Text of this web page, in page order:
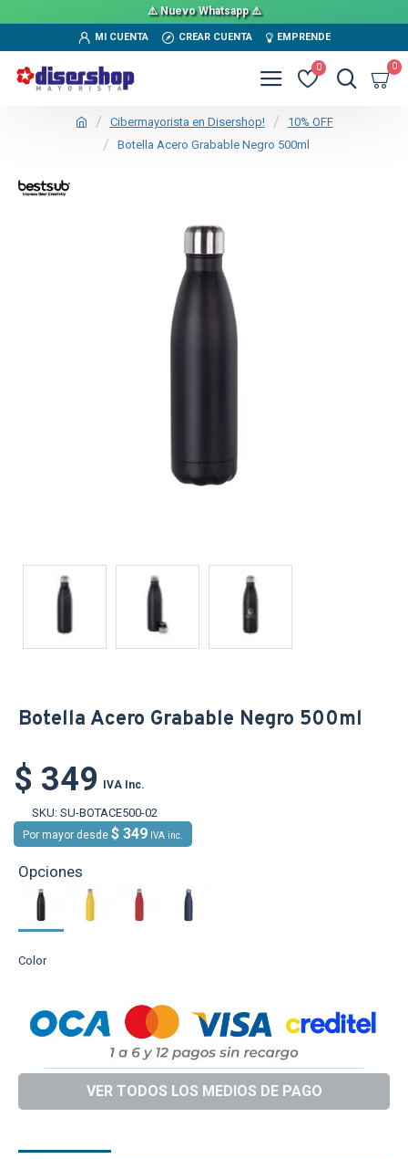
⚠️ Nuevo Whatsapp ⚠️
MI CUENTA CREAR CUENTA EMPRENDE
0 0
Cibermayorista en Disershop!
10% OFF
Botella Acero Grabable Negro 500ml
TEXTTRANSPARENTE
Botella Acero Grabable Negro 500ml
$ 349 IVA Inc.
SKU: SU-BOTACE500-02
Por mayor desde $ 349 IVA inc.
Opciones
Color
VER TODOS LOS MEDIOS DE PAGO